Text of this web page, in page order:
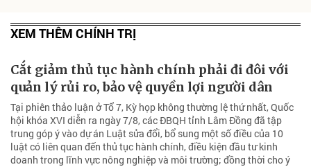
XEM THÊM CHÍNH TRỊ
Cắt giảm thủ tục hành chính phải đi đôi với
quản lý rủi ro, bảo vệ quyền lợi người dân
Tại phiên thảo luận ở Tổ 7, Kỳ họp không thường lệ thứ nhất, Quốc
hội khóa XVI diễn ra ngày 7/8, các ĐBQH tỉnh Lâm Đồng đã tập
trung góp ý vào dự án Luật sửa đổi, bổ sung một số điều của 10
luật có liên quan đến thủ tục hành chính, điều kiện đầu tư kinh
doanh trong lĩnh vực nông nghiệp và môi trường; đồng thời cho ý